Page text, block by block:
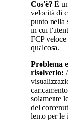
Cos'è? È
velocità di
punto nella
in cui
FCP veloce
qualcosa.
Problema
risolverlo:
solamente
del
lento per le